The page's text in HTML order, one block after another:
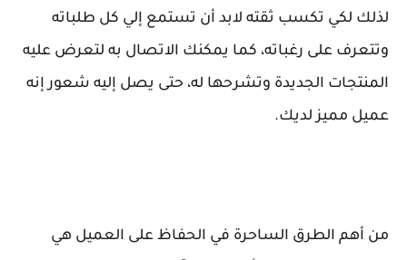
لذلك لكي تكسب ثقته لابد أن تستمع إلي كل طلباته
وتتعرف على رغباته، كما يمكنك الاتصال به لتعرض عليه
المنتجات الجديدة وتشرحها له، حتى يصل إليه شعور إنه
عميل مميز لديك.
من أهم الطرق الساحرة في الحفاظ على العميل هي